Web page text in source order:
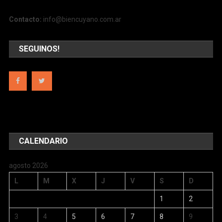
Contacto: info@biencuyano.com.ar
SEGUINOS!
CALENDARIO
agosto 2026
L
M X J V S D
1 2
3 4 5 6 7 8 9